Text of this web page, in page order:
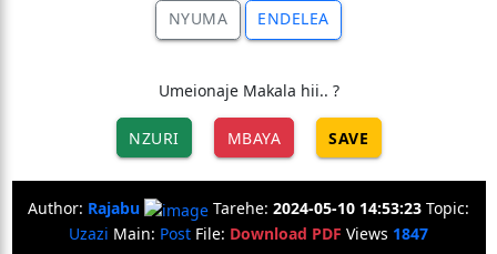
NYUMA ENDELEA
Umeionaje Makala hii.. ?
NZURI MBAYA SAVE
Author: Rajabu Tarehe: 2024-05-10 14:53:23 Topic:
Uzazi Main: Post File: Download PDF Views 1847